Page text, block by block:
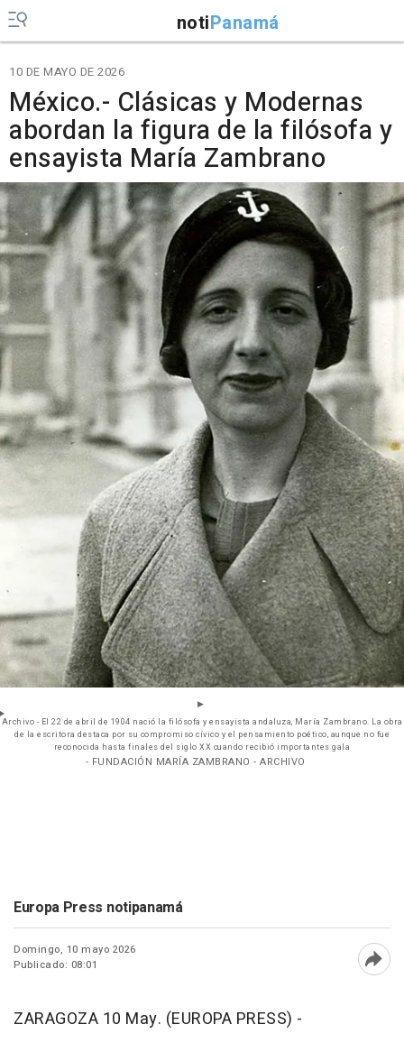
notiPanamá
10 DE MAYO DE 2026
México.- Clásicas y Modernas
abordan la figura de la filósofa y
ensayista María Zambrano
Archivo - El 22 de abril de 1904 nació la filósofa y ensayista andaluza, María Zambrano. La obra
de la escritora destaca por su compromiso cívico y el pensamiento poético, aunque no fue
reconocida hasta finales del siglo XX cuando recibió importantes gala
- FUNDACIÓN MARÍA ZAMBRANO - ARCHIVO
Europa Press notipanamá
Domingo, 10 mayo 2026
Publicado: 08:01
ZARAGOZA 10 May. (EUROPA PRESS) -